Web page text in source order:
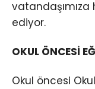
ediyor.
OKUL ÖNCESİ
Okul öncesi